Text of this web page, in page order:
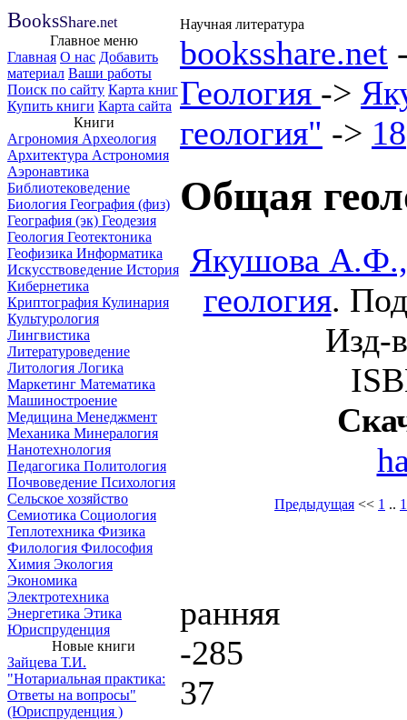
BooksShare.net
Научная литература
Главное меню
Главная О нас Добавить
материал Ваши работы
Поиск по сайту Карта книг
Купить книги Карта сайта
Книги
Агрономия Археология
Архитектура Астрономия
Аэронавтика
Библиотековедение
Биология География (физ)
География (эк) Геодезия
Геология Геотектоника
Геофизика Информатика
Искусствоведение История
Кибернетика
Криптография Кулинария
Культурология
Лингвистика
Литературоведение
Литология Логика
Маркетинг Математика
Машиностроение
Медицина Менеджмент
Механика Минералогия
Нанотехнология
Педагогика Политология
Почвоведение Психология
Сельское хозяйство
Семиотика Социология
Теплотехника Физика
Филология Философия
Химия Экология
Экономика
Электротехника
Энергетика Этика
Юриспруденция
Новые книги
Зайцева Т.И.
"Нотариальная практика:
Ответы на вопросы"
(Юриспруденция )
booksshare.net
Геология ->
геология" -> 18
Общая
Якушова
геология.
Изд-
Предыдущая << 1 ..
ранняя
-285
37